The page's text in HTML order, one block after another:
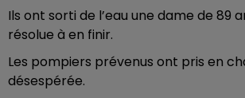
Ils ont sorti de l’eau une dame de 89
résolue à en finir.
Les pompiers prévenus ont pris en
désespérée.